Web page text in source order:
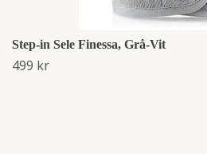
Step-in Sele Finessa, Grå-Vit
499 kr